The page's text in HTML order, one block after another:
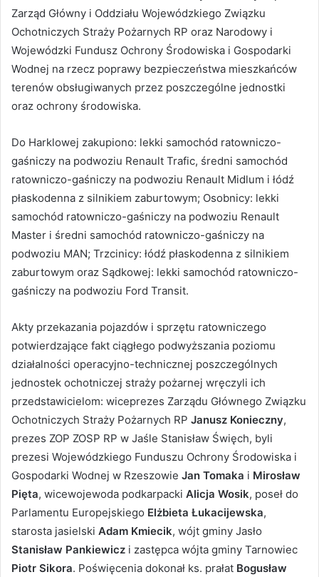
Zarząd Główny i Oddziału Wojewódzkiego Związku
Ochotniczych Straży Pożarnych RP oraz Narodowy i
Wojewódzki Fundusz Ochrony Środowiska i Gospodarki
Wodnej na rzecz poprawy bezpieczeństwa mieszkańców
terenów obsługiwanych przez poszczególne jednostki
oraz ochrony środowiska.
Do Harklowej zakupiono: lekki samochód ratowniczo-
gaśniczy na podwoziu Renault Trafic, średni samochód
ratowniczo-gaśniczy na podwoziu Renault Midlum i łódź
płaskodenna z silnikiem zaburtowym; Osobnicy: lekki
samochód ratowniczo-gaśniczy na podwoziu Renault
Master i średni samochód ratowniczo-gaśniczy na
podwoziu MAN; Trzcinicy: łódź płaskodenna z silnikiem
zaburtowym oraz Sądkowej: lekki samochód ratowniczo-
gaśniczy na podwoziu Ford Transit.
Akty przekazania pojazdów i sprzętu ratowniczego
potwierdzające fakt ciągłego podwyższania poziomu
działalności operacyjno-technicznej poszczególnych
jednostek ochotniczej straży pożarnej wręczyli ich
przedstawicielom: wiceprezes Zarządu Głównego Związku
Ochotniczych Straży Pożarnych RP Janusz Konieczny,
prezes ZOP ZOSP RP w Jaśle Stanisław Święch, byli
prezesi Wojewódzkiego Funduszu Ochrony Środowiska i
Gospodarki Wodnej w Rzeszowie Jan Tomaka i Mirosław
Pięta, wicewojewoda podkarpacki Alicja Wosik, poseł do
Parlamentu Europejskiego Elżbieta Łukacijewska,
starosta jasielski Adam Kmiecik, wójt gminy Jasło
Stanisław Pankiewicz i zastępca wójta gminy Tarnowiec
Piotr Sikora. Poświęcenia dokonał ks. prałat Bogusław